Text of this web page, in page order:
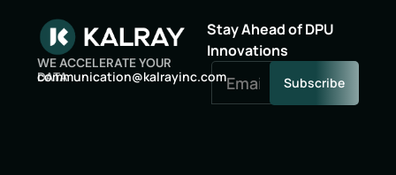
WE ACCELERATE YOUR
DATA
moc.c
niyar
lak@n
oitac
inumm
oc
Stay Ahead of DPU
Innovations
Subscribe